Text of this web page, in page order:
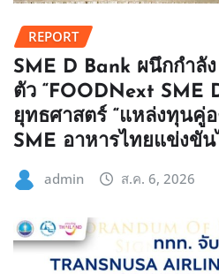
REPORT
SME D Bank ผนึกกำลั
ตัว “FOODNext SME
ยุทธศาสตร์ “แหล่งทุนคู่
SME อาหารไทยแข่งขัน
admin ส.ค. 6, 2026